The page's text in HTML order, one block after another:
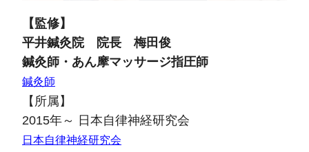
【監修】
平井鍼灸院 院長 梅田俊
鍼灸師・あん摩マッサージ指圧師
鍼灸師
【所属】
2015年～ 日本自律神経研究会
日本自律神経研究会